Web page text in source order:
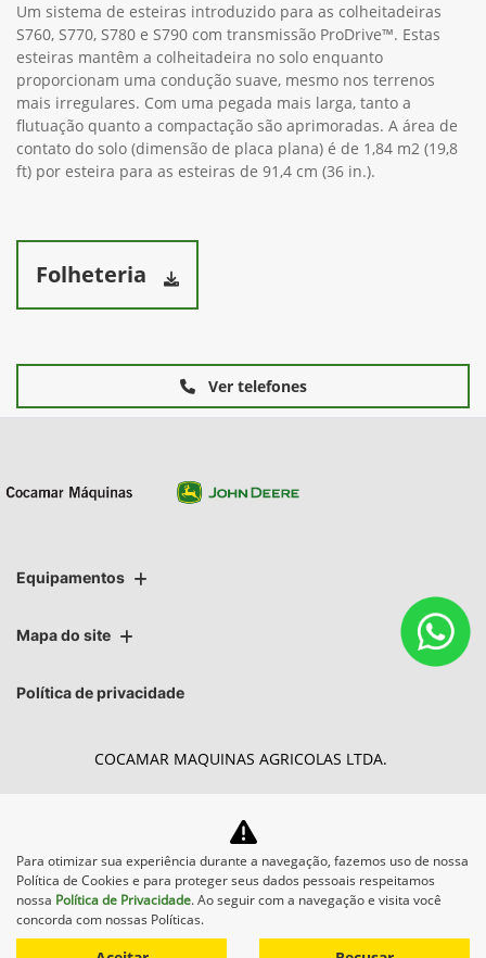
Um sistema de esteiras introduzido para as colheitadeiras
S760, S770, S780 e S790 com transmissão ProDrive™. Estas
esteiras mantêm a colheitadeira no solo enquanto
proporcionam uma condução suave, mesmo nos terrenos
mais irregulares. Com uma pegada mais larga, tanto a
flutuação quanto a compactação são aprimoradas. A área de
contato do solo (dimensão de placa plana) é de 1,84 m2 (19,8
ft) por esteira para as esteiras de 91,4 cm (36 in.).
Folheteria
Ver telefones
Equipamentos
Mapa do site
Política de privacidade
COCAMAR MAQUINAS AGRICOLAS LTDA.
Desacelere. Seu bem maior é
a vida.
Para otimizar sua experiência durante a navegação, fazemos uso de nossa
Política de Cookies e para proteger seus dados pessoais respeitamos
nossa Política de Privacidade. Ao seguir com a navegação e visita você
concorda com nossas Políticas.